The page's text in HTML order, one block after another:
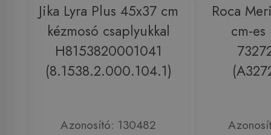
Jika Lyra Plus 45x37 cm
kézmosó csaplyukkal
H8153820001041
(8.1538.2.000.104.1)
Azonosító: 130482
Roca
cm-es